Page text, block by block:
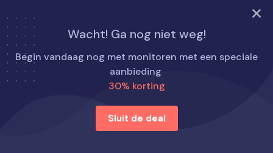
PROBEER NU
Wacht! Ga nog niet weg!
Begin vandaag nog met monitoren met een speciale
aanbieding
30% korting
Sluit de deal